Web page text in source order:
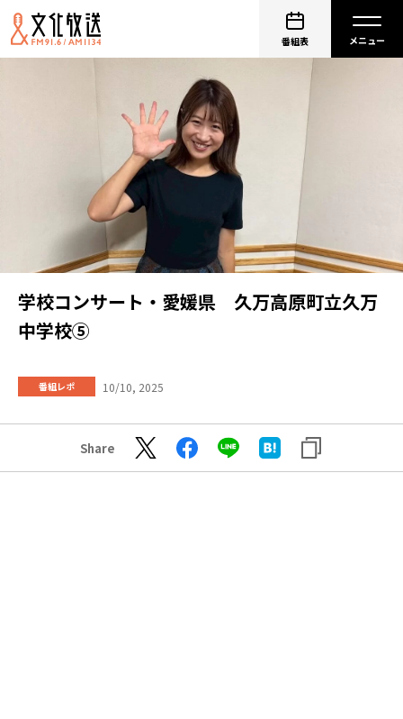
番組表
学校コンサート・愛媛県 久万高原町立久万
中学校⑤
番組レポ 10/10, 2025
Share